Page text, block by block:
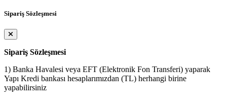
Sipariş Sözleşmesi
Sipariş Sözleşmesi
1) Banka Havalesi veya EFT (Elektronik Fon Transferi) yaparak
Yapı Kredi bankası hesaplarımızdan (TL) herhangi birine
yapabilirsiniz